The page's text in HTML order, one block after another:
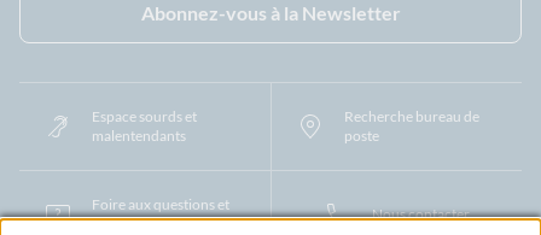
Abonnez-vous à la Newsletter
Espace sourds et
malentendants
Recherche bureau de
poste
Foire aux questions et
centre d'aide
Nous contacter